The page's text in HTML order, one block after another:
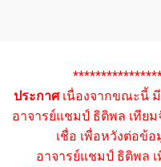
ประกาศเนื่องจากขณะนี้
อาจารย์แชมป์ ธิติพล เทีย
เชื่อ เพื่อหวังต่อข้
อาจารย์แชมป์ ธิติพล